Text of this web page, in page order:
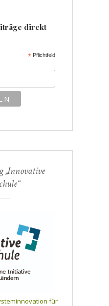
direkt
* Pflichtfeld
„Innovative
für